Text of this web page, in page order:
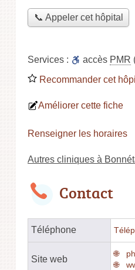
📞 Appeler cet hôpital
Services : accès PMR
Recommander cet
Améliorer cette fiche
Renseigner les horaires
Autres cliniques à
Contact
Téléphone
Site web